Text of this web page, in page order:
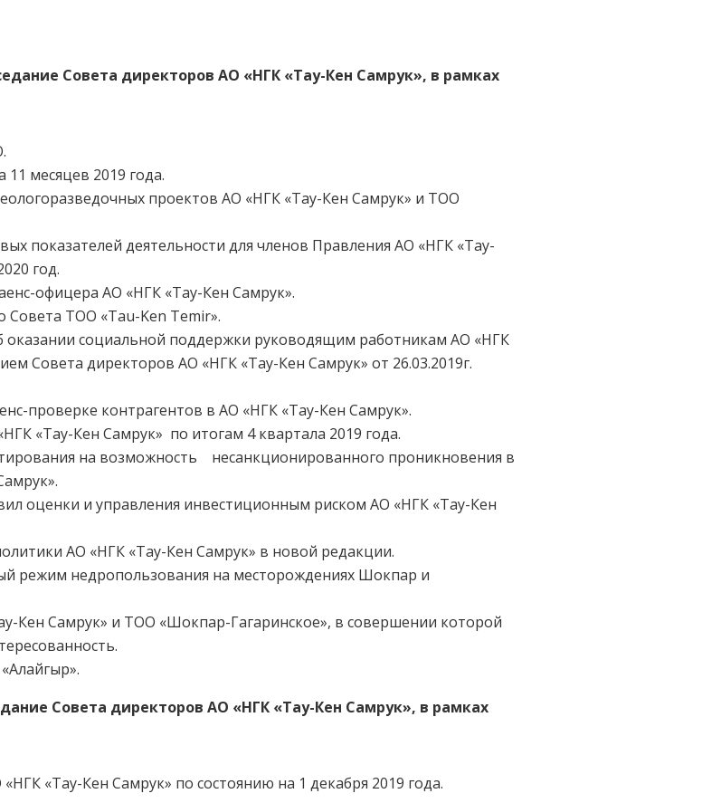
Совета директоров АО «НГК «Тау-Кен Самрук», в рамках
11 месяцев 2019 года.
проектов АО «НГК «Тау-Кен Самрук» и ТОО
показателей деятельности для членов Правления АО «НГК «Тау-
год.
офицера АО «НГК «Тау-Кен Самрук».
Совета ТОО «Tau-Ken Temir».
социальной поддержки руководящим работникам АО «НГК
Совета директоров АО «НГК «Тау-Кен Самрук» от 26.03.2019г.
проверке контрагентов в АО «НГК «Тау-Кен Самрук».
«Тау-Кен Самрук» по итогам 4 квартала 2019 года.
на возможность несанкционированного проникновения в
оценки и управления инвестиционным риском АО «НГК «Тау-Кен
АО «НГК «Тау-Кен Самрук» в новой редакции.
режим недропользования на месторождениях Шокпар и
Кен Самрук» и ТОО «Шокпар-Гагаринское», в совершении которой
Совета директоров АО «НГК «Тау-Кен Самрук», в рамках
«Тау-Кен Самрук» по состоянию на 1 декабря 2019 года.